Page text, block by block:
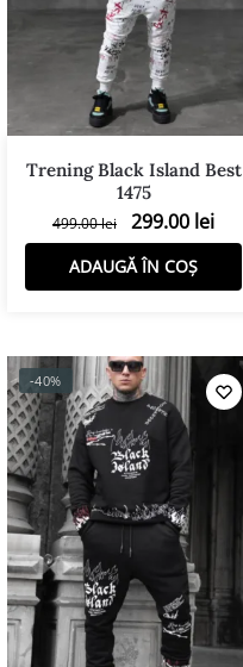
Trening Black Island Best
1475
499.00lei 299.00 lei
ADAUGĂ ÎN COȘ
-40%